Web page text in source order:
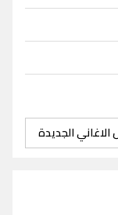
الجديدة